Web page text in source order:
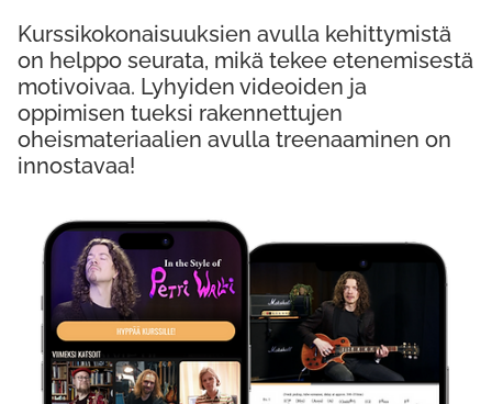
Kokeile Ilmaiseksi
Kurssikokonaisuuksien avulla kehittymistä
on helppo seurata, mikä tekee etenemisestä
motivoivaa. Lyhyiden videoiden ja
oppimisen tueksi rakennettujen
oheismateriaalien avulla treenaaminen on
innostavaa!